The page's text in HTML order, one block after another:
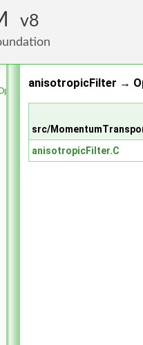
8
Foundation
anisotropicFilter →
src/
anisotropicFilter.C